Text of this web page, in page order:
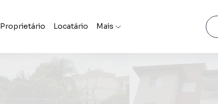
Proprietário Locatário Mais